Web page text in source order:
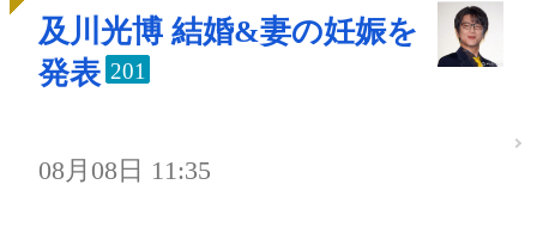
及川光博 結婚&妻の妊娠を
発表 201
08月08日 11:35